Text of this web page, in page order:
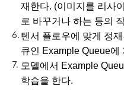
재한다. (이미지를 리사
로 바꾸거나 하는 등의
텐서 플로우에 맞게 정
큐인 Example Queue에
모델에서 Example
학습을 한다.